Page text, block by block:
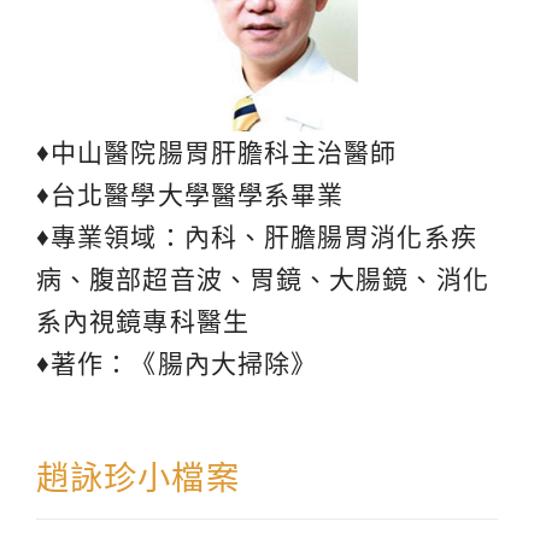
♦中山醫院腸胃肝膽科主治醫師
♦台北醫學大學醫學系畢業
♦專業領域：內科、肝膽腸胃消化系疾
病、腹部超音波、胃鏡、大腸鏡、消化
系內視鏡專科醫生
♦著作：《腸內大掃除》
趙詠珍小檔案